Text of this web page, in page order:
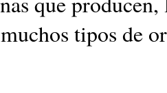
tipos de